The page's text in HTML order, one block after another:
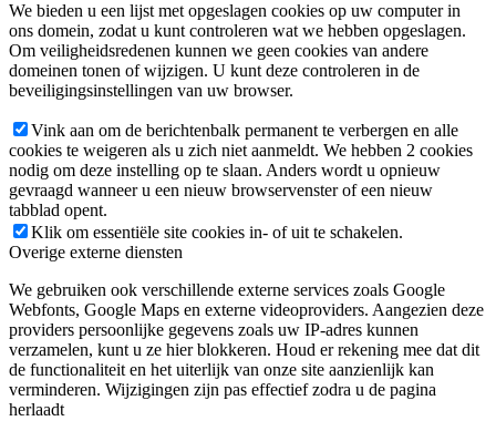
We bieden u een lijst met opgeslagen cookies op uw computer in
ons domein, zodat u kunt controleren wat we hebben opgeslagen.
Om veiligheidsredenen kunnen we geen cookies van andere
domeinen tonen of wijzigen. U kunt deze controleren in de
beveiligingsinstellingen van uw browser.
Vink aan om de berichtenbalk permanent te verbergen en alle
cookies te weigeren als u zich niet aanmeldt. We hebben 2 cookies
nodig om deze instelling op te slaan. Anders wordt u opnieuw
gevraagd wanneer u een nieuw browservenster of een nieuw
tabblad opent.
Klik om essentiële site cookies in- of uit te schakelen.
Overige externe diensten
We gebruiken ook verschillende externe services zoals Google
Webfonts, Google Maps en externe videoproviders. Aangezien deze
providers persoonlijke gegevens zoals uw IP-adres kunnen
verzamelen, kunt u ze hier blokkeren. Houd er rekening mee dat dit
de functionaliteit en het uiterlijk van onze site aanzienlijk kan
verminderen. Wijzigingen zijn pas effectief zodra u de pagina
herlaadt